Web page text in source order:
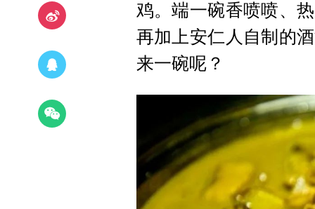
鸡。端一碗香喷喷、
再加上安仁人自制的
来一碗呢？